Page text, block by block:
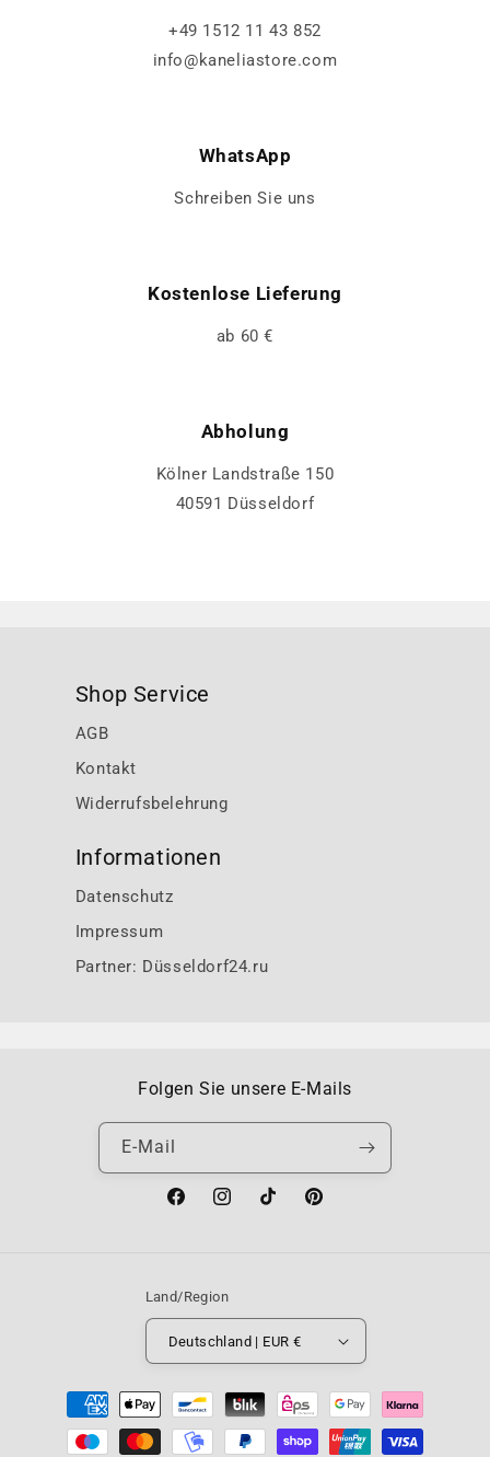
+49 1512 11 43 852
info@kaneliastore.com
WhatsApp
Schreiben Sie uns
Kostenlose Lieferung
ab 60 €
Abholung
Kölner Landstraße 150
40591 Düsseldorf
Shop Service
AGB
Kontakt
Widerrufsbelehrung
Informationen
Datenschutz
Impressum
Partner: Düsseldorf24.ru
Folgen Sie unsere E-Mails
E-Mail
FacebookInstagramTikTok Pinterest
Land/Region
Deutschland | EUR €
Zahlungsmethoden